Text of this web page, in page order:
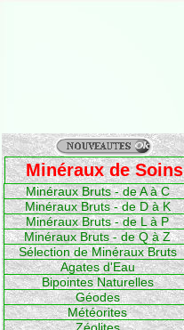
Minéraux de Soins
Minéraux Bruts - de A à C
Minéraux Bruts - de D à K
Minéraux Bruts - de L à P
Minéraux Bruts - de Q à Z
Sélection de Minéraux Bruts
Agates d'Eau
Bipointes Naturelles
Géodes
Météorites